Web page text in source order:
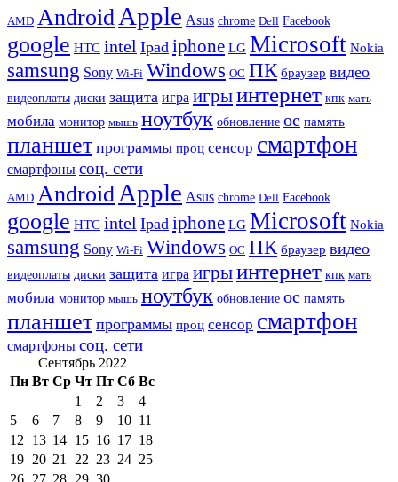
AMD Android Apple Asus chrome Dell Facebook
google HTC intel Ipad iphone LG Microsoft Nokia
samsung Sony Wi-Fi Windows ОС ПК браузер видео
видеоплаты диски защита игра игрыинтернет кпк мать
мобила монитор мышь ноутбук обновление ос память
планшет программы проц сенсор смартфон
смартфоны соц. сети
AMD Android Apple Asus chrome Dell Facebook
google HTC intel Ipad iphone LG Microsoft Nokia
samsung Sony Wi-Fi Windows ОС ПК браузер видео
видеоплаты диски защита игра игрыинтернет кпк мать
мобила монитор мышь ноутбук обновление ос память
планшет программы проц сенсор смартфон
смартфоны соц. сети
Сентябрь 2022
Пн Вт Ср Чт Пт Сб Вс
1
2 3
4
5
6 7 8 9 10 11
12
13 14 15 16 17 18
19 20 21 22 23 24 25
26 27 28 29 30